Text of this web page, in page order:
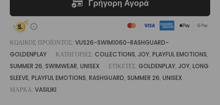
ΚΩΔΙΚΌΣ ΠΡΟΪΌΝΤΟΣ: VUS26-SWIM1060-RASHGUARD-
GOLDENPLAY
ΚΑΤΗΓΟΡΊΕΣ: COLLECTIONS, JOY, PLAYFUL EMOTIONS,
SUMMER 26, SWIMWEAR, UNISEX ΕΤΙΚΈΤΕΣ: GOLDENPLAY, JOY, LONG
SLEEVE, PLAYFUL EMOTIONS, RASHGUARD, SUMMER 26, UNISEX
ΜΆΡΚΑ: VASILIKI